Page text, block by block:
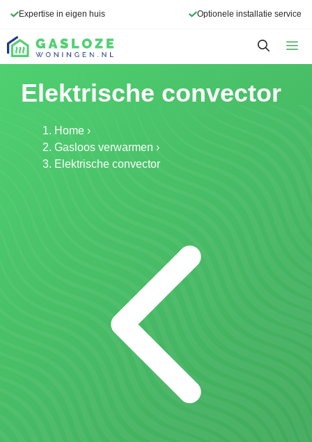
de
inhoud
Expertise in eigen huis Optionele installatie service
Elektrische convector
Home ›
Gasloos verwarmen ›
Elektrische convector